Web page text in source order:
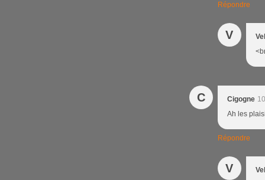
Répondre
V
C Cigogne
Ah les
Répondre
V